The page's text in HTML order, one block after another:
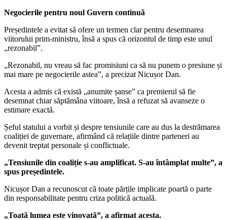
Negocierile pentru noul Guvern continuă
Președintele a evitat să ofere un termen clar pentru desemnarea
viitorului prim-ministru, însă a spus că orizontul de timp este unul
„rezonabil”.
„Rezonabil, nu vreau să fac promisiuni ca să nu punem o presiune și
mai mare pe negocierile astea”, a precizat Nicușor Dan.
Acesta a admis că există „anumite șanse” ca premierul să fie
desemnat chiar săptămâna viitoare, însă a refuzat să avanseze o
estimare exactă.
Șeful statului a vorbit și despre tensiunile care au dus la destrămarea
coaliției de guvernare, afirmând că relațiile dintre parteneri au
devenit treptat personale și conflictuale.
„Tensiunile din coaliție s-au amplificat. S-au întâmplat multe”, a
spus președintele.
Nicușor Dan a recunoscut că toate părțile implicate poartă o parte
din responsabilitate pentru criza politică actuală.
„Toată lumea este vinovată”, a afirmat acesta.